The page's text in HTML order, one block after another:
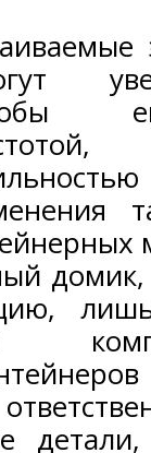
домик,